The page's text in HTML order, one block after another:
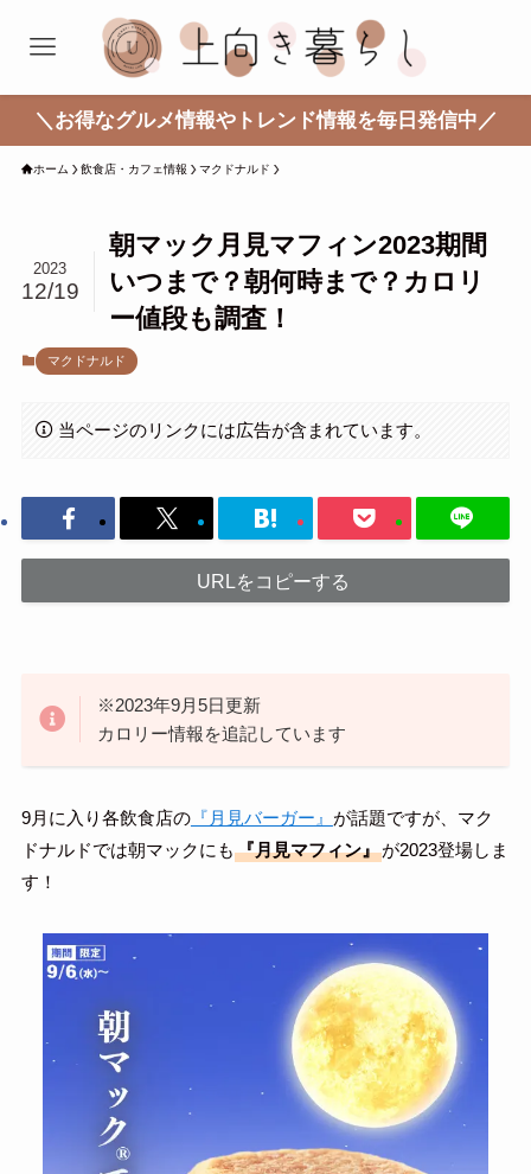
＼お得なグルメ情報やトレンド情報を毎日発信中／
ホーム 飲食店・カフェ情報 マクドナルド
朝マック月見マフィン2023期間
いつまで？朝何時まで？カロリ
ー値段も調査！
2023
12/19
マクドナルド
当ページのリンクには広告が含まれています。
URLをコピーする
※2023年9月5日更新
カロリー情報を追記しています
9月に入り各飲食店の『月見バーガー』 が話題ですが、マク
ドナルドでは朝マックにも 『月見マフィン』が2023登場しま
す！